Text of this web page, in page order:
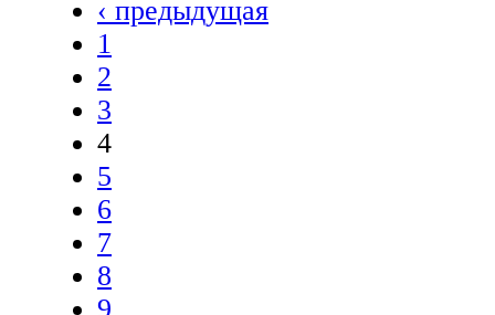
‹ предыдущая
1
2
3
4
5
6
7
8
9